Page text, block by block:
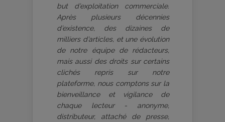
but d’exploitation commerciale.
Après plusieurs décennies
d’existence, des dizaines de
milliers d’articles, et une évolution
de notre équipe de rédacteurs,
mais aussi des droits sur certains
clichés repris sur notre
plateforme, nous comptons sur la
bienveillance et vigilance de
chaque lecteur - anonyme,
distributeur, attaché de presse,